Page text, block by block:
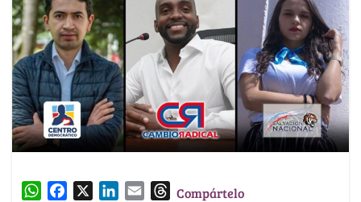
W
TCompártelo